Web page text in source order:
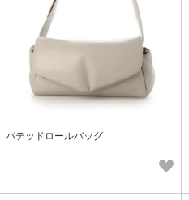
パテッドロールバッグ